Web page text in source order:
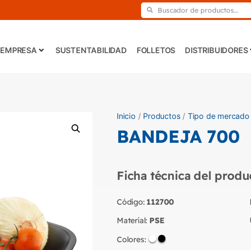
EMPRESA SUSTENTABILIDAD FOLLETOS DISTRIBUIDORES
Inicio / Productos/ Tipo de mercado
BANDEJA 700
Ficha técnica del
Código: 112700
Material: PSE
Colores: